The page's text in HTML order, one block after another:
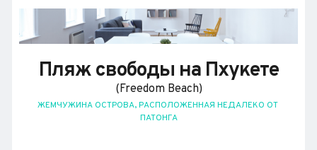
Пляж свободы на Пхукете
(Freedom Beach)
ЖЕМЧУЖИНА ОСТРОВА, РАСПОЛОЖЕННАЯ НЕДАЛЕКО ОТ
ПАТОНГА